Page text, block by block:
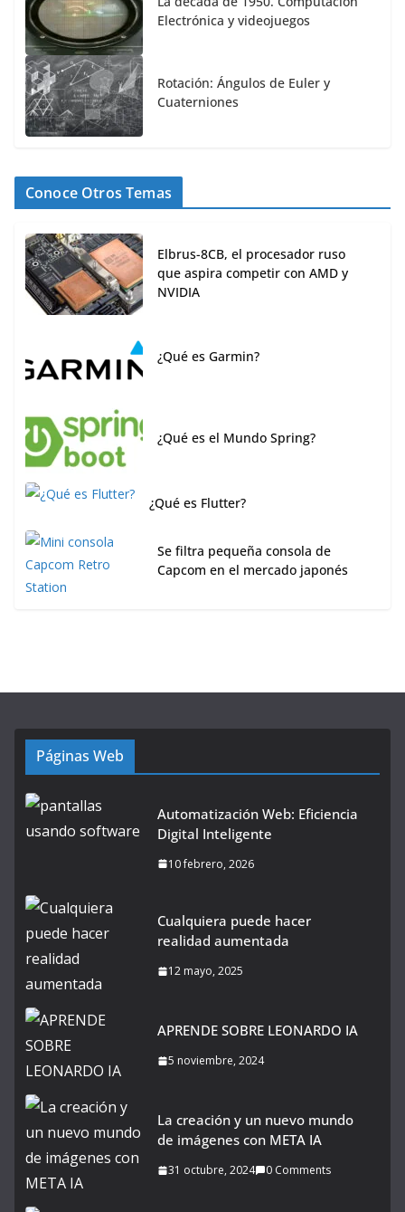
Electrónica y videojuegos
Rotación: Ángulos de Euler y
Cuaterniones
Conoce Otros Temas
Elbrus-8CB, el procesador ruso
que aspira competir con AMD y
NVIDIA
¿Qué es Garmin?
¿Qué es el Mundo Spring?
¿Qué es Flutter?
Se filtra pequeña consola de
Capcom en el mercado japonés
Páginas Web
Automatización Web: Eficiencia
Digital Inteligente
10 febrero, 2026
Cualquiera puede hacer
realidad aumentada
12 mayo, 2025
APRENDE SOBRE LEONARDO IA
5 noviembre, 2024
La creación y un nuevo mundo
de imágenes con META IA
31 octubre, 2024 0 Comments